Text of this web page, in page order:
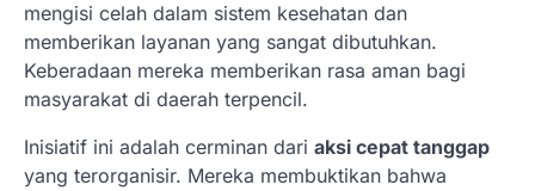
mengisi celah dalam sistem kesehatan dan
memberikan layanan yang sangat dibutuhkan.
Keberadaan mereka memberikan rasa aman bagi
masyarakat di daerah terpencil.
Inisiatif ini adalah cerminan dari aksi cepat tanggap
yang terorganisir. Mereka membuktikan bahwa